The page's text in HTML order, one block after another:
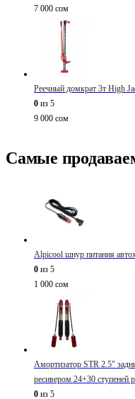
7 000 сом
Реечный домкрат 3т High
0 из 5
9 000 сом
Самые
Alpicool шнур питания
0 из 5
1 000 сом
Амортизатор STR 2.5"
ресивером 24+30 ступеней
0 из 5